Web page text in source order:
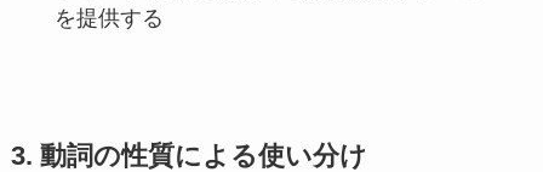
を提供する
3. 動詞の性質による使い分け